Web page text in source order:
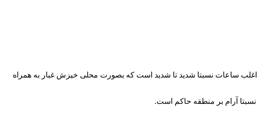
اغلب ساعات نسبتا شدید تا شدید است که بصورت محلی خیزش غبار به همراه
آرام بر منطقه حاکم است.